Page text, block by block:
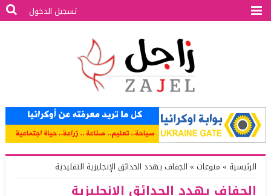
تسجيل الدخول
الرئيسية » منوعات »الجفاف يهدد الحدائق الإنجليزية التقليدية
الجفاف يهدد الحدائق الإنجليزية